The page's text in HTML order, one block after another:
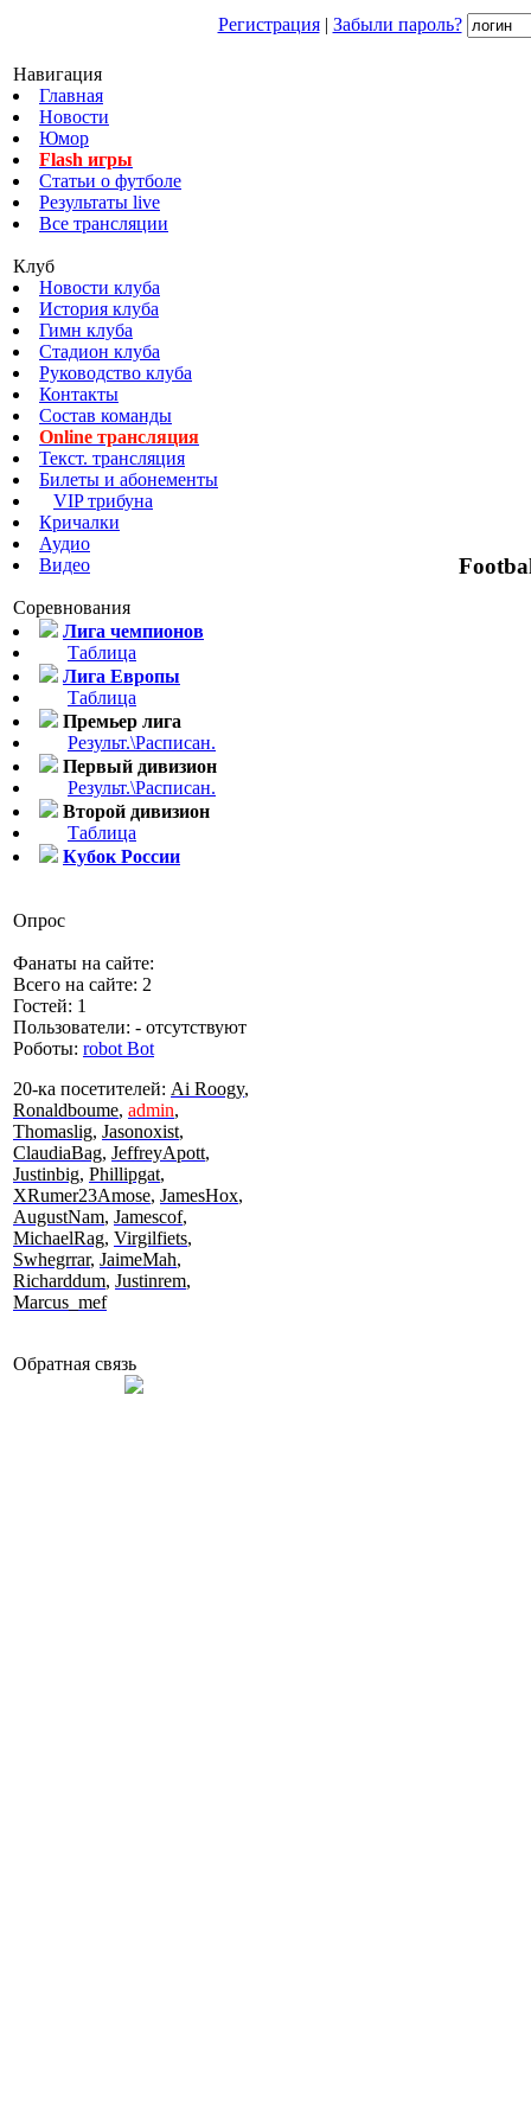
Регистрация| Забыли пароль?
Навигация
Главная
Новости
Юмор
Flash игры
Статьи о футболе
Результаты live
Все трансляции
Клуб
Новости клуба
История клуба
Гимн клуба
Стадион клуба
Руководство клуба
Контакты
Состав команды
Online трансляция
Текст. трансляция
Билеты и абонементы
VIP трибуна
Кричалки
Аудио
Видео
Соревнования
Лига чемпионов
Таблица
Лига Европы
Таблица
Премьер лига
Результ.\Расписан.
Первый дивизион
Результ.\Расписан.
Второй дивизион
Таблица
Кубок России
Опрос
Фанаты на сайте:
Всего на сайте: 2
Гостей: 1
Пользователи: - отсутствуют
Роботы: robot Bot
20-ка посетителей: Ai Roogy,
Ronaldboume, admin,
Thomaslig, Jasonoxist,
ClaudiaBag, JeffreyApott,
Justinbig, Phillipgat,
XRumer23Amose, JamesHox,
AugustNam, Jamescof,
MichaelRag, Virgilfiets,
Swhegrrar, JaimeMah,
Richarddum, Justinrem,
Marcus_mef
Обратная связь